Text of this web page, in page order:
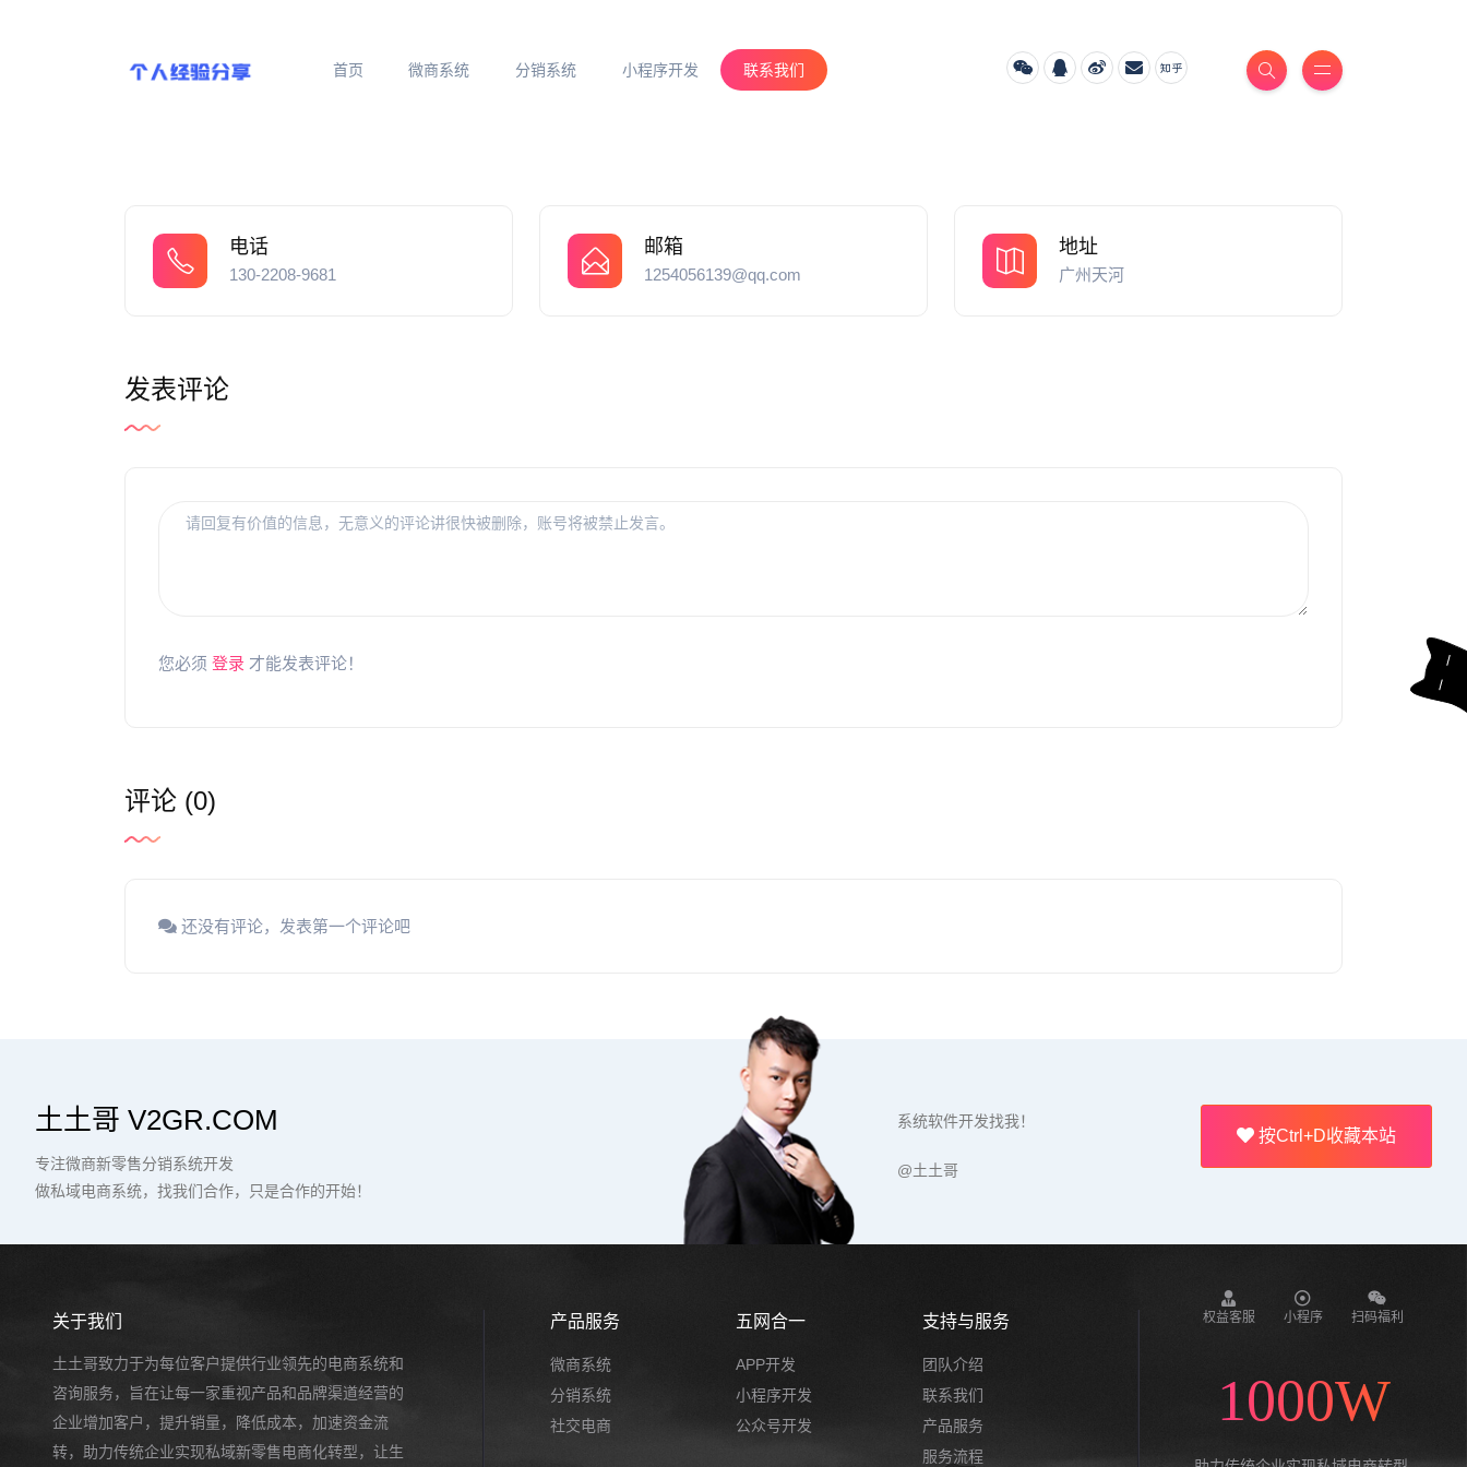
首页 微商系统 分销系统 小程序开发 联系我们
电话
130-2208-9681
邮箱
1254056139@qq.com
地址
广州天河
发表评论
您必须 登录 才能发表评论！
评论 (0)
还没有评论，发表第一个评论吧
土土哥 V2GR.COM
专注微商新零售分销系统开发
做私域电商系统，找我们合作，只是合作的开始！
按Ctrl+D收藏本站
系统软件开发找我！
@土土哥
关于我们
土土哥致力于为每位客户提供行业领先的电商系统和
咨询服务，旨在让每一家重视产品和品牌渠道经营的
企业增加客户，提升销量，降低成本，加速资金流
转，助力传统企业实现私域新零售电商化转型，让生
产品服务
微商系统
分销系统
社交电商
五网合一
APP开发
小程序开发
公众号开发
支持与服务
团队介绍
联系我们
产品服务
服务流程
权益客服 小程序 扫码福利
1000W